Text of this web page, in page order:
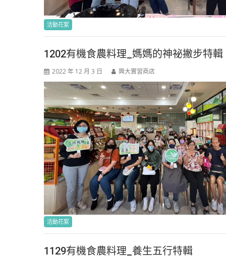
活動花絮
1202有機食農料理_媽媽的神祕撇步特輯
2022 年 12 月 3 日 興大實習商店
活動花絮
1129有機食農料理_養生五行特輯